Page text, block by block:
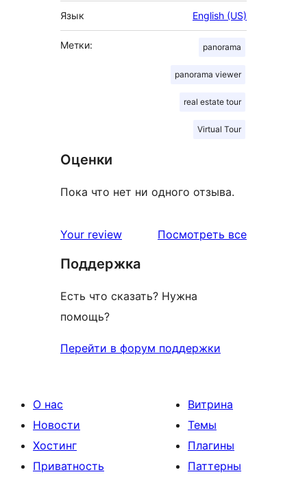
Язык English (US)
Метки: panorama
panorama viewer
real estate tour
Virtual Tour
Оценки
Пока что нет ни одного отзыва.
Your review Посмотреть всеотзывы
Поддержка
Есть что сказать? Нужна
помощь?
Перейти в форум поддержки
О нас
Новости
Хостинг
Приватность
Витрина
Темы
Плагины
Паттерны